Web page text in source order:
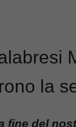
la
fine del